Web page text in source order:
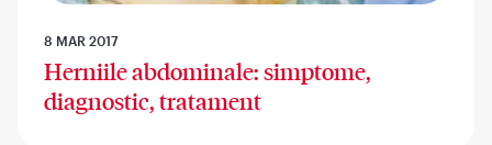
8 MAR 2017
Herniile abdominale: simptome,
diagnostic, tratament